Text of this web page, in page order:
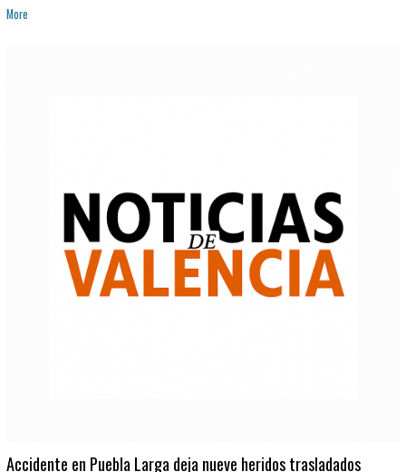
More
Accidente en Puebla Larga deja nueve heridos trasladados